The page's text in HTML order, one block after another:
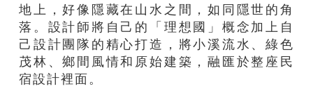
地上，好像隱藏在山水之間，如同隱世的角
落。設計師將自己的「理想國」概念加上自
己設計團隊的精心打造，將小溪流水、綠色
茂林、鄉間風情和原始建築，融匯於整座民
宿設計裡面。